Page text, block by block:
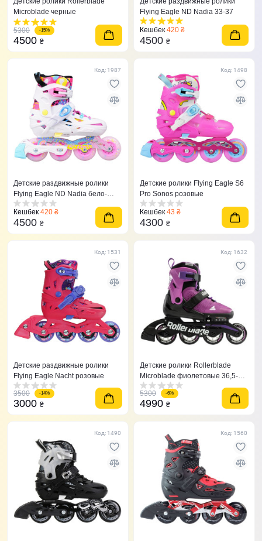
Microblade черные
5300 -15%
4500 ₴
Flying Eagle ND Nadia 33-37
Кешбек 420 ₴
4500 ₴
Код: 1987
Детские раздвижные ролики
Flying Eagle ND Nadia бело-
розовые
Кешбек 420 ₴
4500 ₴
Код: 1498
Детские ролики Flying Eagle S6
Pro Sonos розовые
Кешбек 43 ₴
4300 ₴
Код: 1531
Детские раздвижные ролики
Flying Eagle Nacht розовые
3500 -14%
3000 ₴
Код: 1632
Детские ролики Rollerblade
Microblade фиолетовые 36,5-
40,5
5300
-6%
4990 ₴
Код: 1490 Код: 1560